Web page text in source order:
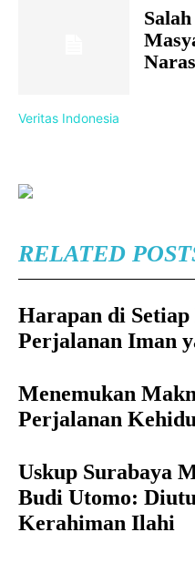
Veritas Indonesia
RELATED
Harapan di
Perjalanan Iman
Menemukan
Perjalanan
Uskup Surabaya
Budi Utomo:
Kerahiman Ilahi